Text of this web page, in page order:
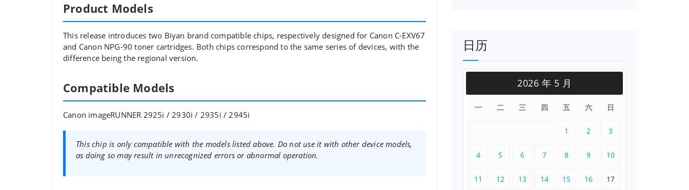
Product Models
This release introduces two Biyan brand compatible chips, respectively designed for Canon C-EXV67
and Canon NPG-90 toner cartridges. Both chips correspond to the same series of devices, with the
difference being the regional version.
Compatible Models
Canon imageRUNNER 2925i / 2930i / 2935i / 2945i
This chip is only compatible with the models listed above. Do not use it with other device models,
as doing so may result in unrecognized errors or abnormal operation.
日历
2026 年 5 月
一 二 三 四 五 六 日
1 2 3
4 5 6 7 8 9 10
11 12 13 14 15 16 17